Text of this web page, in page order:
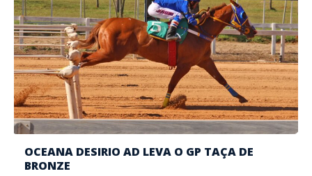
OCEANA DESIRIO AD LEVA O GP TAÇA DE
BRONZE